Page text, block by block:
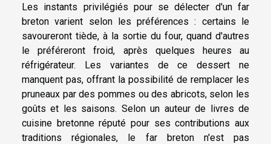
Les instants privilégiés pour se délecter d'un far
breton varient selon les préférences : certains le
savoureront tiède, à la sortie du four, quand d'autres
le préféreront froid, après quelques heures au
réfrigérateur. Les variantes de ce dessert ne
manquent pas, offrant la possibilité de remplacer les
pruneaux par des pommes ou des abricots, selon les
goûts et les saisons. Selon un auteur de livres de
cuisine bretonne réputé pour ses contributions aux
traditions régionales, le far breton n'est pas